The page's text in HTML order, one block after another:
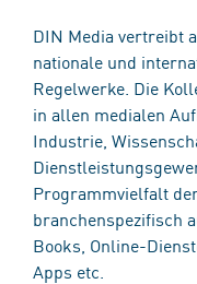
DIN Media vertreibt
nationale und
Regelwerke. Die
in allen medialen
Industrie,
Programmvielfalt
branchenspezifisch
Books, Online-
Apps etc.